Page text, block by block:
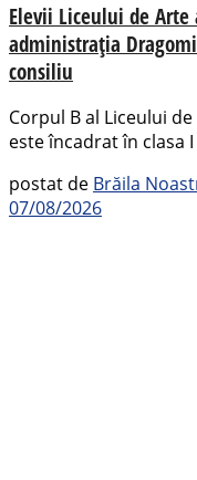
Elevii Liceului de
administrația
consiliu
Corpul B al Liceului
este încadrat în clasa
postat de Brăila
07/08/2026